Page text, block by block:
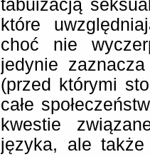
tabuizacją
które
choć nie
jedynie
(przed którymi
całe
kwestie
języka, ale także